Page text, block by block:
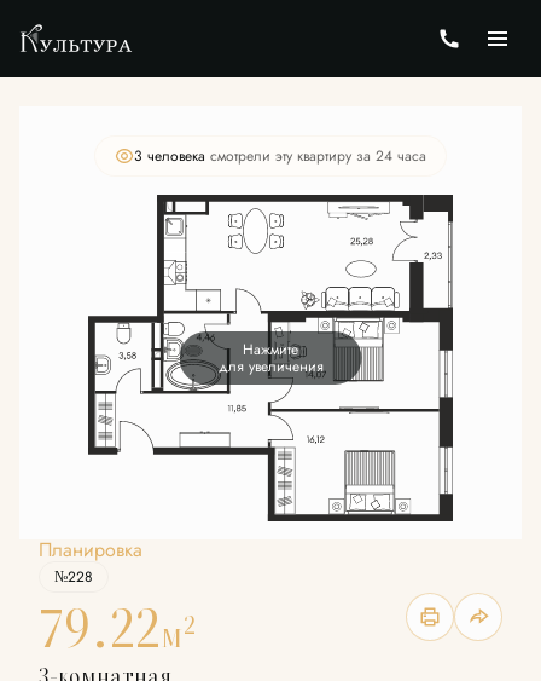
3-комнатная Цена по запросу
3 человекa смотрели эту квартиру за 24 часа
Нажмите
для увеличения
Планировка
№228
79.22м2